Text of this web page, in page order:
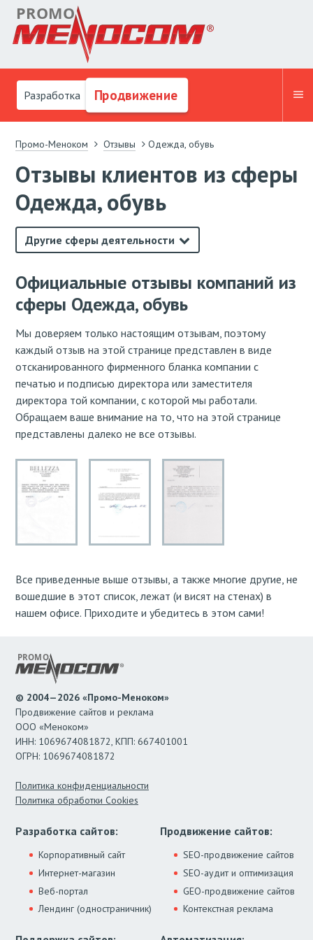
Разработка Продвижение
Промо-Меноком Отзывы Одежда, обувь
Отзывы клиентов из сферы
Одежда, обувь
Другие сферы деятельности
Официальные отзывы компаний из
сферы Одежда, обувь
Мы доверяем только настоящим отзывам, поэтому
каждый отзыв на этой странице представлен в виде
отсканированного фирменного бланка компании с
печатью и подписью директора или заместителя
директора той компании, с которой мы работали.
Обращаем ваше внимание на то, что на этой странице
представлены далеко не все отзывы.
Все приведенные выше отзывы, а также многие другие, не
вошедшие в этот список, лежат (и висят на стенах) в
нашем офисе. Приходите и убедитесь в этом сами!
© 2004—2026 «Промо-Меноком»
Продвижение сайтов и реклама
ООО «Меноком»
ИНН: 1069674081872, КПП: 667401001
ОГРН: 1069674081872
Политика конфиденциальности
Политика обработки Cookies
Разработка сайтов:
Корпоративный сайт
Интернет-магазин
Веб-портал
Лендинг (одностраничник)
Продвижение сайтов:
SEO-продвижение сайтов
SEO-аудит и оптимизация
GEO-продвижение сайтов
Контекстная реклама